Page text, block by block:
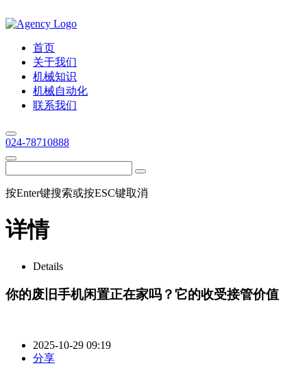
首页
关于我们
机械知识
机械自动化
联系我们
024-78710888
按Enter键搜索或按ESC键取消
详情
Details
你的废旧手机闲置正在家吗？它的收受接管价值
2025-10-29 09:19
分享